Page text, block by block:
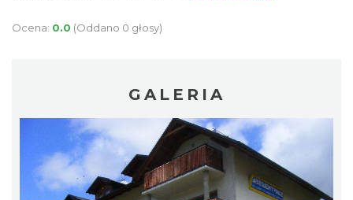
Ocena: 0.0 (Oddano 0 głosy)
GALERIA